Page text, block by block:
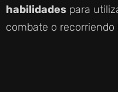
habilidades para
combate o recorriendo